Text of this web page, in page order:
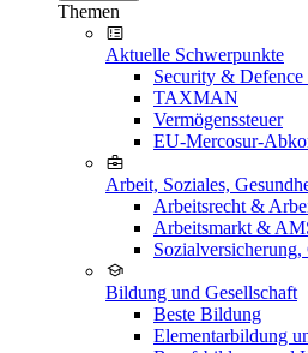
Themen
Aktuelle Schwerpunkte
Security &
TAXMAN
Vermögenssteuer
EU-Mercosur-
Arbeit, Soziales,
Arbeitsrecht &
Arbeitsmarkt &
Sozialversicherung,
Bildung und Gesellschaft
Beste Bildung
Elementarbildung